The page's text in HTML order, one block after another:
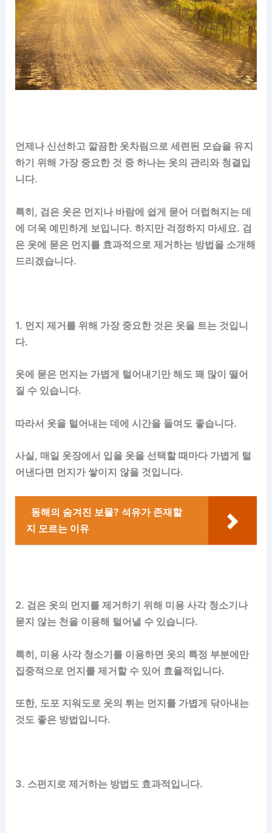
언제나 신선하고 깔끔한 옷차림으로 세련된 모습을 유지
하기 위해 가장 중요한 것 중 하나는 옷의 관리와 청결입
니다.
특히, 검은 옷은 먼지나 바람에 쉽게 묻어 더럽혀지는 데
에 더욱 예민하게 보입니다. 하지만 걱정하지 마세요. 검
은 옷에 묻은 먼지를 효과적으로 제거하는 방법을 소개해
드리겠습니다.
1. 먼지 제거를 위해 가장 중요한 것은 옷을 트는 것입니
다.
옷에 묻은 먼지는 가볍게 털어내기만 해도 꽤 많이 떨어
질 수 있습니다.
따라서 옷을 털어내는 데에 시간을 들여도 좋습니다.
사실, 매일 옷장에서 입을 옷을 선택할 때마다 가볍게 털
어낸다면 먼지가 쌓이지 않을 것입니다.
동해의 숨겨진 보물? 석유가 존재할
지 모르는 이유
2. 검은 옷의 먼지를 제거하기 위해 미용 사각 청소기나
묻지 않는 천을 이용해 털어낼 수 있습니다.
특히, 미용 사각 청소기를 이용하면 옷의 특정 부분에만
집중적으로 먼지를 제거할 수 있어 효율적입니다.
또한, 도포 지워도로 옷의 튀는 먼지를 가볍게 닦아내는
것도 좋은 방법입니다.
3. 스펀지로 제거하는 방법도 효과적입니다.